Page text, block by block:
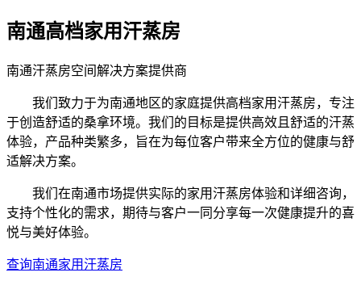
南通高档家用汗蒸房
南通汗蒸房空间解决方案提供商
我们致力于为南通地区的家庭提供高档家用汗蒸房，专注
于创造舒适的桑拿环境。我们的目标是提供高效且舒适的汗蒸
体验，产品种类繁多，旨在为每位客户带来全方位的健康与舒
适解决方案。
我们在南通市场提供实际的家用汗蒸房体验和详细咨询，
支持个性化的需求，期待与客户一同分享每一次健康提升的喜
悦与美好体验。
查询南通家用汗蒸房